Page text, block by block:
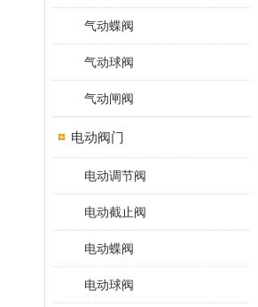
气动蝶阀
气动球阀
气动闸阀
电动阀门
电动调节阀
电动截止阀
电动蝶阀
电动球阀